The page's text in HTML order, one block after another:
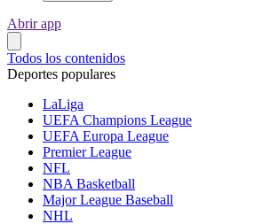
Abrir app
Todos los contenidos
Deportes populares
LaLiga
UEFA Champions League
UEFA Europa League
Premier League
NFL
NBA Basketball
Major League Baseball
NHL